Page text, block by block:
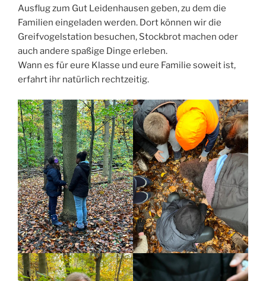
Ausflug zum Gut Leidenhausen geben, zu dem die
Familien eingeladen werden. Dort können wir die
Greifvogelstation besuchen, Stockbrot machen oder
auch andere spaßige Dinge erleben.
Wann es für eure Klasse und eure Familie soweit ist,
erfahrt ihr natürlich rechtzeitig.